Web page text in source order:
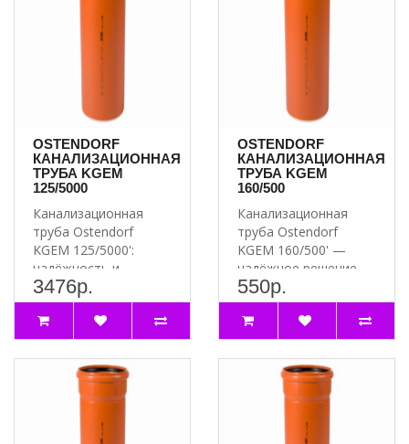
OSTENDORF
КАНАЛИЗАЦИОННАЯ
ТРУБА KGEM
125/5000
Канализационная
труба Ostendorf
KGEM 125/5000':
надёжность и
долговечность для
вашей канализации..
3476р.
OSTENDORF
КАНАЛИЗАЦИОННАЯ
ТРУБА KGEM
160/500
Канализационная
труба Ostendorf
KGEM 160/500' —
надёжное решение
для вашей
канализации ..
550р.